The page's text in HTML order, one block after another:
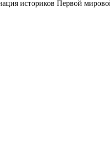
историков Первой